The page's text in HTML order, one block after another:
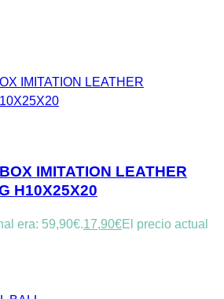
IMITATION LEATHER
H10X25X20
era: 59,90€.17,90€El precio actual